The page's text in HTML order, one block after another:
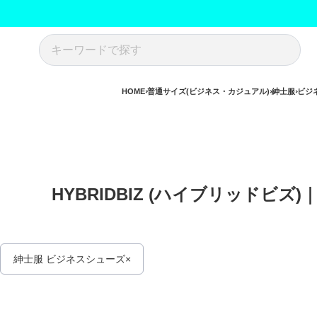
HOME 普通サイズ(ビジネス・カジュアル) 紳士服 ビジ
HYBRIDBIZ (ハイブリッドビズ)
紳士服 ビジネスシューズ